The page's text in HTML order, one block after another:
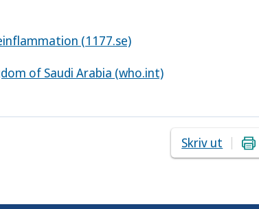
(1177.se)
of Saudi Arabia (who.int)
Skriv ut